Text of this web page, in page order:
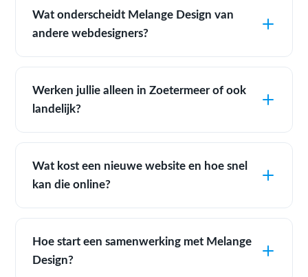
Wat onderscheidt Melange Design van
andere webdesigners?
Werken jullie alleen in Zoetermeer of ook
landelijk?
Wat kost een nieuwe website en hoe snel
kan die online?
Hoe start een samenwerking met Melange
Design?